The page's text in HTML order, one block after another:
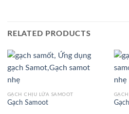
RELATED PRODUCTS
GẠCH CHỊU LỬA SAMOOT
Gạch Samoot